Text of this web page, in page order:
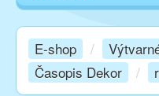
E-shop
Kurzy
E-shop /
Časopis Dekor
/